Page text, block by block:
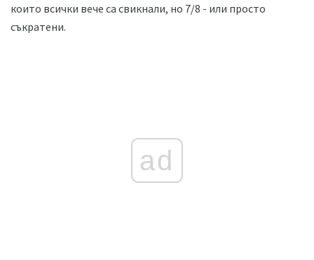
които всички вече са свикнали, но 7/8 - или просто
съкратени.
ad